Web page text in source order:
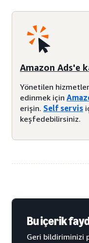
Amazon Ads'e
Yönetilen
edinmek için
erişin. Self servis
keşfedebilirsiniz.
Bu içerik
Geri bildiriminizi